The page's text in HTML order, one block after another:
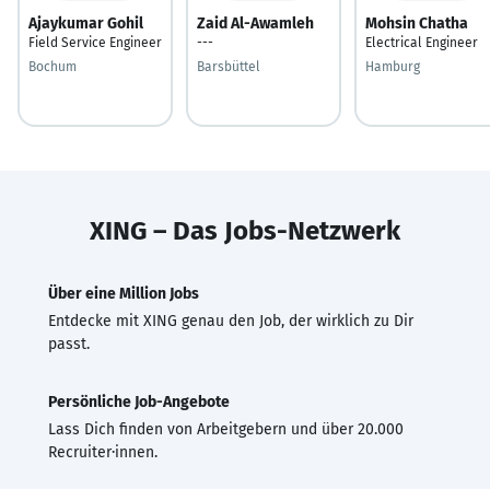
Ajaykumar Gohil
Field Service Engineer
Bochum
Zaid Al-Awamleh
---
Barsbüttel
Mohsin Chatha
Electrical Engineer
Hamburg
XING – Das Jobs-Netzwerk
Über eine Million Jobs
Entdecke mit XING genau den Job, der wirklich zu Dir
passt.
Persönliche Job-Angebote
Lass Dich finden von Arbeitgebern und über 20.000
Recruiter·innen.